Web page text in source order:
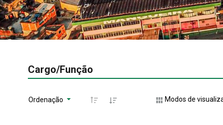
Cargo/Função
Ordenação Modos de